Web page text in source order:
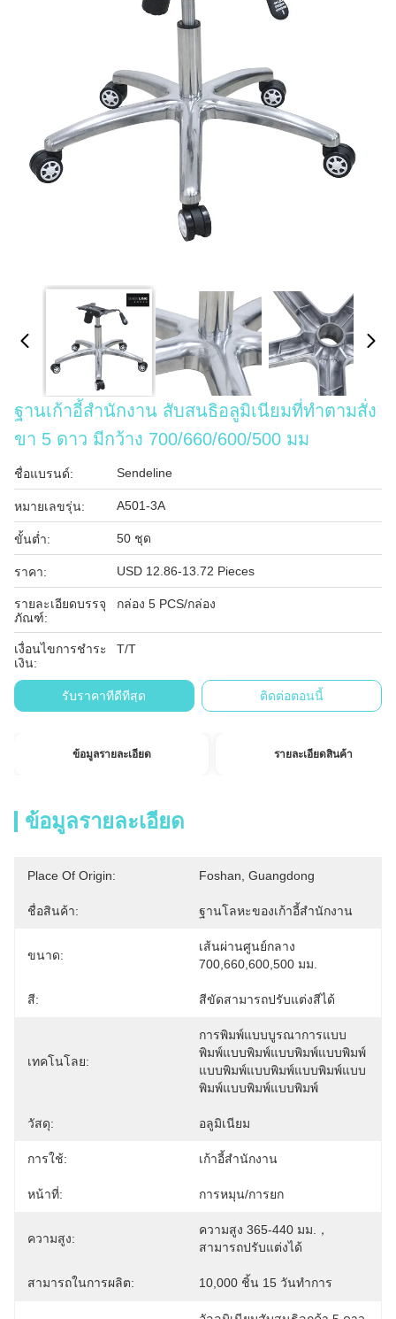
ฐานเก้าอี้สํานักงาน สับสนธิอลูมิเนียมที่ทําตามสั่ง
ขา 5 ดาว มีกว้าง 700/660/600/500 มม
ชื่อแบรนด์: Sendeline
หมายเลขรุ่น: A501-3A
ขั้นต่ำ: 50 ชุด
ราคา: USD 12.86-13.72 Pieces
รายละเอียดบรรจุ
ภัณฑ์:
กล่อง 5 PCS/กล่อง
เงื่อนไขการชำระ
เงิน:
T/T
รับราคาที่ดีที่สุด ติดต่อตอนนี้
ข้อมูลรายละเอียด รายละเอียดสินค้า
ข้อมูลรายละเอียด
Place Of Origin: Foshan, Guangdong
ชื่อสินค้า: ฐานโลหะของเก้าอี้สํานักงาน
ขนาด:
เส้นผ่านศูนย์กลาง
700,660,600,500 มม.
สี: สีขัดสามารถปรับแต่งสีได้
เทคโนโลย:
การพิมพ์แบบบูรณาการแบบ
พิมพ์แบบพิมพ์แบบพิมพ์แบบพิมพ์
แบบพิมพ์แบบพิมพ์แบบพิมพ์แบบ
พิมพ์แบบพิมพ์แบบพิมพ์
วัสดุ: อลูมิเนียม
การใช้: เก้าอี้สำนักงาน
หน้าที่: การหมุน/การยก
ความสูง:
ความสูง 365-440 มม.，
สามารถปรับแต่งได้
สามารถในการผลิต: 10,000 ชิ้น 15 วันทำการ